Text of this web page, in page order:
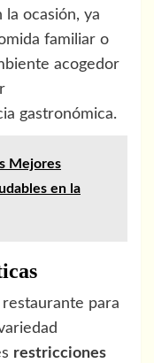
ocasión, ya
familiar o
acogedor
gastronómica.
Mejores
en la
para
restricciones